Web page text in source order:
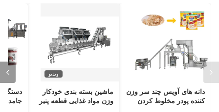
دانه های آویس چند سر وزن
کننده پودر مخلوط کردن
ویدیو
ماشین بسته بندی خودکار
وزن مواد غذایی قطعه پنیر
دستگاه
جامد